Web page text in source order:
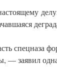
спецназа
— заявил